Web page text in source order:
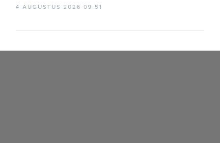
4 AUGUSTUS 2026 09:51